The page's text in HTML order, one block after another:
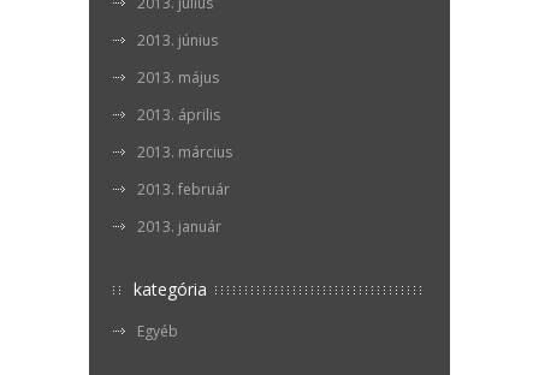
2013. június
2013. május
2013. április
2013. március
2013. február
2013. január
kategória
Egyéb